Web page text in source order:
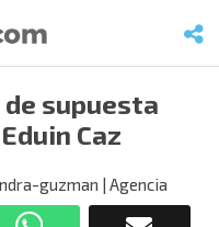
supuesta
Caz
guzman | Agencia